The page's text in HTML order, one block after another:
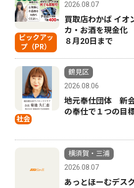
ピックアッ
プ（PR）
2026.08.07
買取店わかば イ
カ・お酒を現金化
８月20日まで
社会
鶴見区
2026.08.06
地元奉仕団体 新
の奉仕で１つの目
横須賀・三浦
2026.08.07
あっとほーむデス